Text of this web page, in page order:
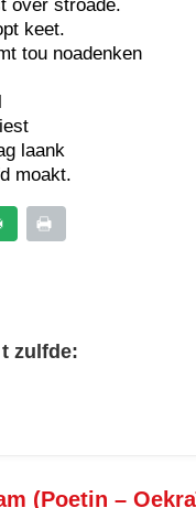
over stroade.
keet.
tou noadenken
laank
moakt.
zulfde:
(Poetin –